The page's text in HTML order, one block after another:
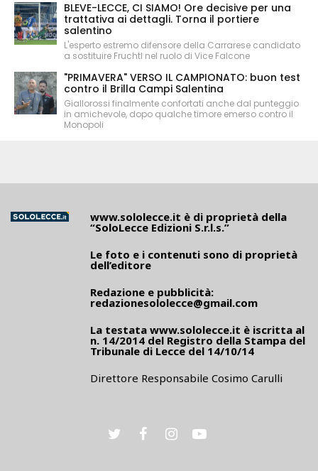
BLEVE-LECCE, CI SIAMO! Ore decisive per una
trattativa ai dettagli. Torna il portiere
salentino
L'esperto estremo difensore della Carrarese candidato
a sostituire Fruchtl nel ruolo di Vice Falcone
"PRIMAVERA" VERSO IL CAMPIONATO: buon test
contro il Brilla Campi Salentina
Giallorossi finalmente confortati anche dal punteggio
in amichevole, dopo qualche timore emerso contro il
Monopoli
www.sololecce.it è di proprietà della
“SoloLecce Edizioni S.r.l.s.”
Le foto e i contenuti sono di proprietà
dell’editore
Redazione e pubblicità:
redazionesololecce@gmail.com
La testata www.sololecce.it è iscritta al
n. 14/2014 del Registro della Stampa del
Tribunale di Lecce del 14/10/14
Direttore Responsabile Cosimo Carulli